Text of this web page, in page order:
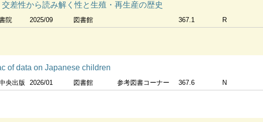
差性から読み解く性と生殖・再生産の歴史
院 2025/09 図書館 367.1 R
of data on Japanese children
央出版 2026/01 図書館 参考図書コーナー 367.6 N